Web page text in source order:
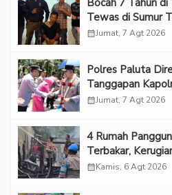
Tewas di Sumur
Kekerasan Seksual
calendar_monthJumat, 7 Agt 2026
Polres Paluta
Tanggapan
calendar_monthJumat, 7 Agt 2026
‎4 Rumah
Terbakar,
calendar_monthKamis, 6 Agt 2026